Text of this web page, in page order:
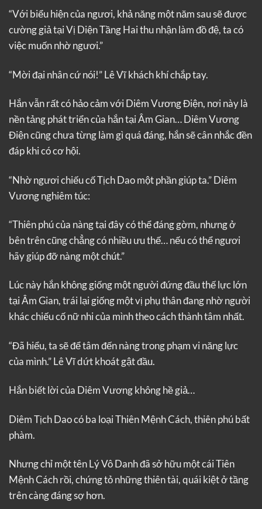
“Với biểu hiện của ngươi, khả năng một năm sau sẽ được
cường giả tại Vị Diện Tầng Hai thu nhận làm đồ đệ, ta có
việc muốn nhờ ngươi.”
“Mời đại nhân cứ nói!” Lê Vĩ khách khí chắp tay.
Hắn vẫn rất có hảo cảm với Diêm Vương Điện, nơi này là
nền tảng phát triển của hắn tại Âm Gian… Diêm Vương
Điện cũng chưa từng làm gì quá đáng, hắn sẽ cân nhắc đền
đáp khi có cơ hội.
“Nhờ ngươi chiếu cố Tịch Dao một phần giúp ta.” Diêm
Vương nghiêm túc:
“Thiên phú của nàng tại đây có thể đáng gờm, nhưng ở
bên trên cũng chẳng có nhiều ưu thế… nếu có thể ngươi
hãy giúp đỡ nàng một chút.”
Lúc này hắn không giống một người đứng đầu thế lực lớn
tại Âm Gian, trái lại giống một vị phụ thân đang nhờ người
khác chiếu cố nữ nhi của mình theo cách thành tâm nhất.
“Đã hiểu, ta sẽ để tâm đến nàng trong phạm vi năng lực
của mình.” Lê Vĩ dứt khoát gật đầu.
Hắn biết lời của Diêm Vương không hề giả…
Diêm Tịch Dao có ba loại Thiên Mệnh Cách, thiên phú bất
phàm.
Nhưng chỉ một tên Lý Vô Danh đã sở hữu một cái Tiên
Mệnh Cách rồi, chứng tỏ những thiên tài, quái kiệt ở tầng
trên càng đáng sợ hơn.